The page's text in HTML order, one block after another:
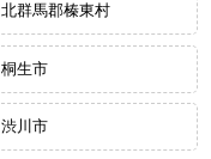
北群馬郡榛東村
桐生市
渋川市